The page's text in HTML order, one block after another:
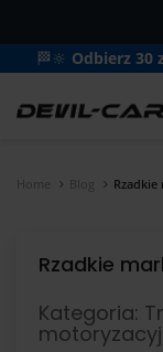
🏁🔆 Odbierz 30
Home Blog
Rzadkie
Kategoria: